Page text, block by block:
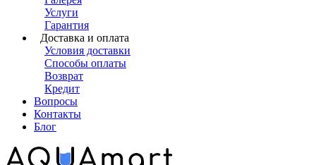
Услуги
Гарантия
Доставка и оплата
Условия доставки
Способы оплаты
Возврат
Кредит
Вопросы
Контакты
Блог